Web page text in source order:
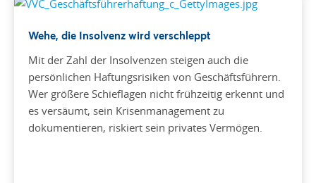
Wehe, die Insolvenz wird verschleppt
Mit der Zahl der Insolvenzen steigen auch die
persönlichen Haftungsrisiken von Geschäftsführern.
Wer größere Schieflagen nicht frühzeitig erkennt und
es versäumt, sein Krisenmanagement zu
dokumentieren, riskiert sein privates Vermögen.